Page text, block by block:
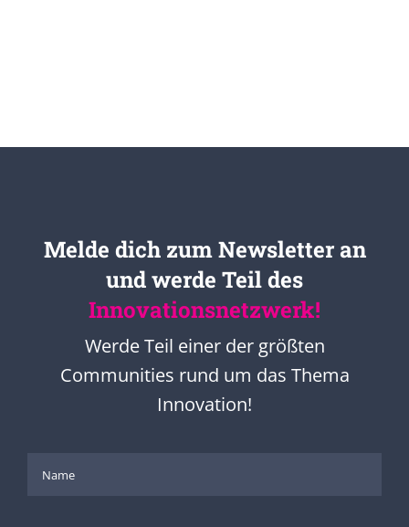
Melde dich zum Newsletter an
und werde Teil des
Innovationsnetzwerk!
Werde Teil einer der größten
Communities rund um das Thema
Innovation!